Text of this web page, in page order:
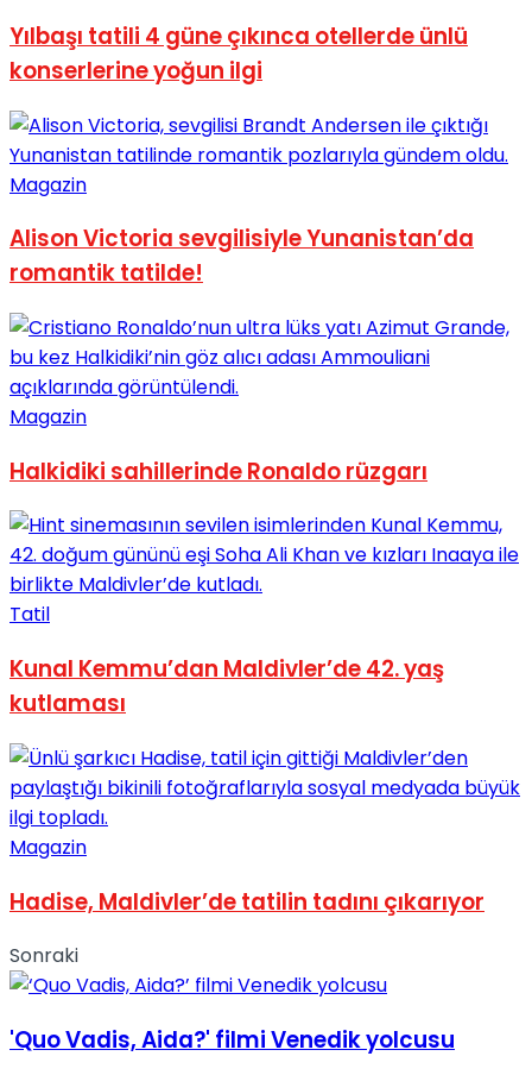
No Result
Yılbaşı tatili 4 güne çıkınca otellerde ünlü
konserlerine yoğun ilgi
Magazin
Alison Victoria sevgilisiyle Yunanistan’da
romantik tatilde!
Magazin
Halkidiki sahillerinde Ronaldo rüzgarı
Tatil
Kunal Kemmu’dan Maldivler’de 42. yaş
kutlaması
Magazin
Hadise, Maldivler’de tatilin tadını çıkarıyor
Sonraki
'Quo Vadis, Aida?' filmi Venedik yolcusu